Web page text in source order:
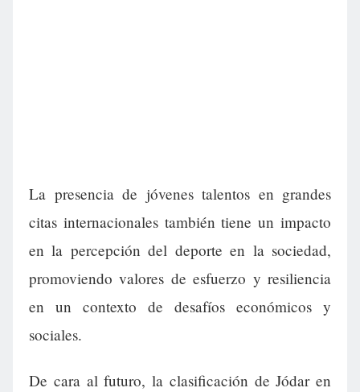
La presencia de jóvenes talentos en grandes
citas internacionales también tiene un impacto
en la percepción del deporte en la sociedad,
promoviendo valores de esfuerzo y resiliencia
en un contexto de desafíos económicos y
sociales.
De cara al futuro, la clasificación de Jódar en